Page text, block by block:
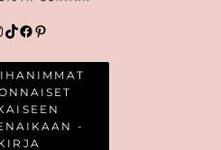
TikTok
Facebook
Pinterest
-